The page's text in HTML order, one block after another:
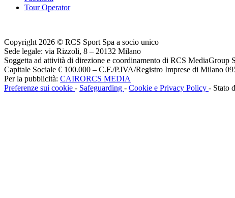
Tour Operator
Copyright 2026 © RCS Sport Spa a socio unico
Sede legale: via Rizzoli, 8 – 20132 Milano
Soggetta ad attività di direzione e coordinamento di RCS MediaGroup
Capitale Sociale € 100.000 – C.F./P.IVA/Registro Imprese di Milano
Per la pubblicità: CAIRORCS MEDIA
Preferenze sui cookie - Safeguarding - Cookie e Privacy Policy - Stato